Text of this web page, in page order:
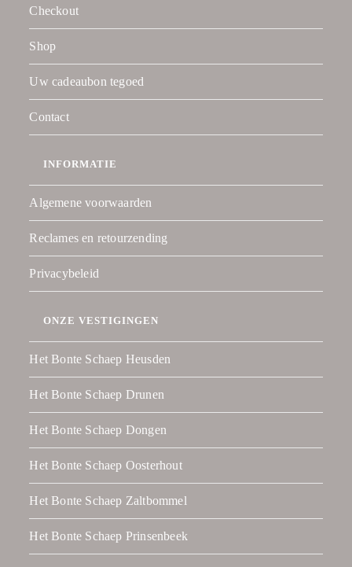
Checkout
Shop
Uw cadeaubon tegoed
Contact
INFORMATIE
Algemene voorwaarden
Reclames en retourzending
Privacybeleid
ONZE VESTIGINGEN
Het Bonte Schaep Heusden
Het Bonte Schaep Drunen
Het Bonte Schaep Dongen
Het Bonte Schaep Oosterhout
Het Bonte Schaep Zaltbommel
Het Bonte Schaep Prinsenbeek